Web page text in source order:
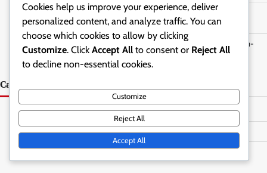
Ladder Seizoen Beloningen: Prestaties delen, Integratie van sociale
media, Gemeenschapsevenementen
Battle.Net Code Inwisseling: Codes inwisselen voor vrienden, Cadeau-
opties, Delen
Categorieën
Battle.net Code Inwisseling
Ladder Seizoen Beloningen
Cookies help us improve your experience, deliver
personalized content, and analyze traffic. You can
choose which cookies to allow by clicking
Customize. Click Accept All to consent or Reject All
to decline non-essential cookies.
Customize
Reject All
Accept All